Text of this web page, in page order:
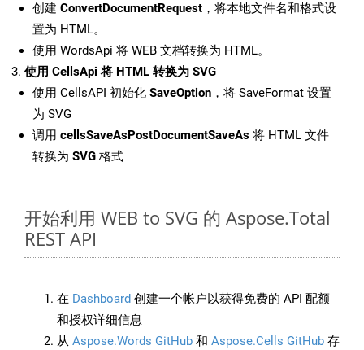
创建 ConvertDocumentRequest ，将本地文件名和格式设
置为 HTML。
使用 WordsApi 将 WEB 文档转换为 HTML。
使用 CellsApi 将 HTML 转换为 SVG
使用 CellsAPI 初始化 SaveOption ，将 SaveFormat 设置
为 SVG
调用 cellsSaveAsPostDocumentSaveAs 将 HTML 文件
转换为 SVG 格式
开始利用 WEB to SVG 的 Aspose.Total
REST API
在 Dashboard 创建一个帐户以获得免费的 API 配额
和授权详细信息
从 Aspose.Words GitHub 和 Aspose.Cells GitHub 存